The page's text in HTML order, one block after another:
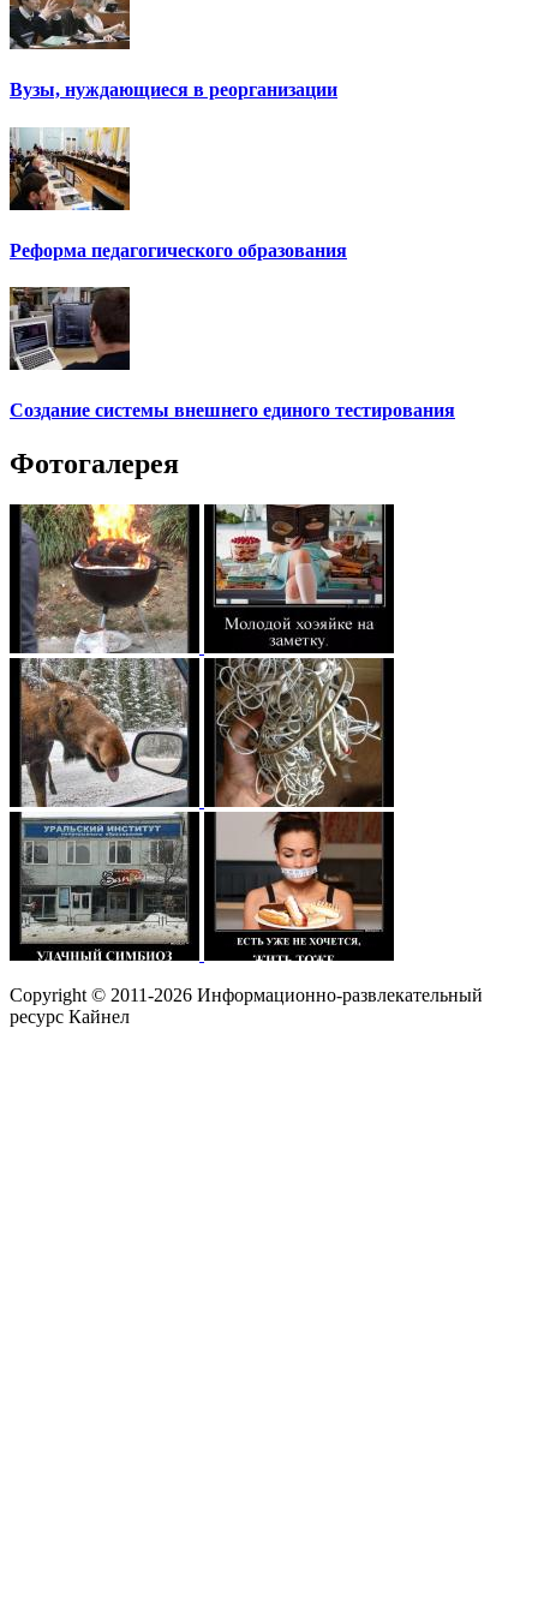
Вузы, нуждающиеся в реорганизации
Реформа педагогического образования
Создание системы внешнего единого тестирования
Фотогалерея
Copyright © 2011-2026 Информационно-развлекательный
ресурс Кайнел